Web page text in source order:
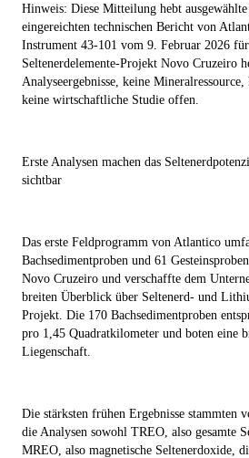
Hinweis: Diese Mitteilung hebt
eingereichten technischen Bericht von
Instrument 43-101 vom 9. Februar 2026
Seltenerdelemente-Projekt Novo Cruzeiro
Analyseergebnisse, keine
keine wirtschaftliche Studie offen.
Erste Analysen machen das
sichtbar
Das erste Feldprogramm von Atlantico
Bachsedimentproben und 61
Novo Cruzeiro und verschaffte dem
breiten Überblick über Seltenerd- und
Projekt. Die 170 Bachsedimentproben
pro 1,45 Quadratkilometer und boten eine
Liegenschaft.
Die stärksten frühen Ergebnisse stammten
die Analysen sowohl TREO, also gesamte
MREO, also magnetische Seltenerdoxide,